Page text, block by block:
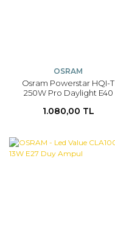
OSRAM
Osram Powerstar HQI-T
250W Pro Daylight E40
1.080,00 TL